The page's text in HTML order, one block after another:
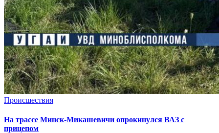
Происшествия
На трассе Минск-Микашевичи опрокинулся ВАЗ с
прицепом